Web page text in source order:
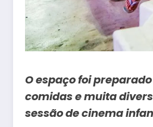
O espaço foi
comidas e muita
sessão de cinema